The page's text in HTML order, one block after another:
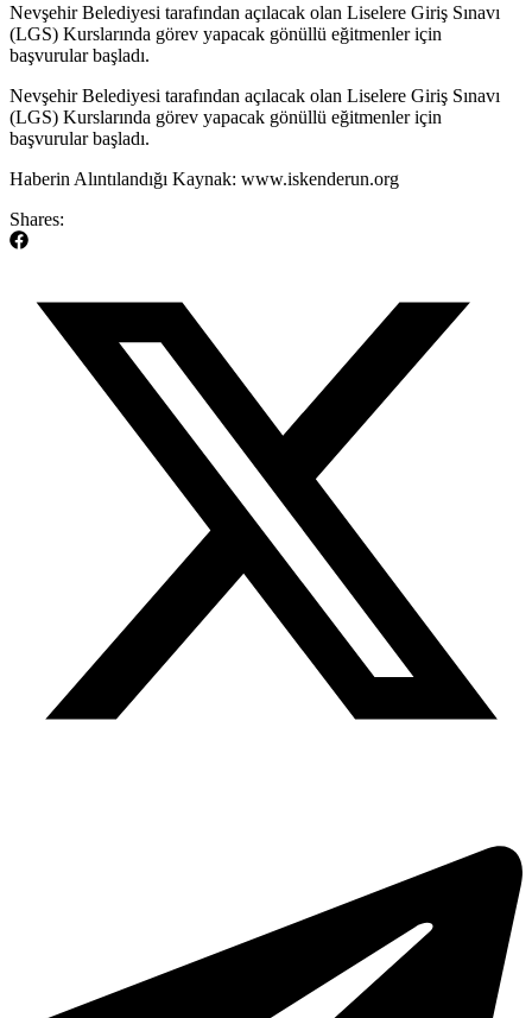
Nevşehir Belediyesi tarafından açılacak olan Liselere Giriş Sınavı
(LGS) Kurslarında görev yapacak gönüllü eğitmenler için
başvurular başladı.
​Nevşehir Belediyesi tarafından açılacak olan Liselere Giriş Sınavı
(LGS) Kurslarında görev yapacak gönüllü eğitmenler için
başvurular başladı.
​Haberin Alıntılandığı Kaynak: www.iskenderun.org
Shares: